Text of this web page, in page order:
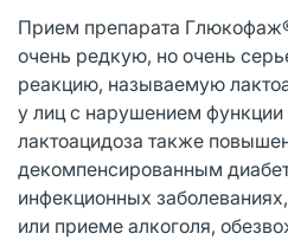
Прием препарата
очень редкую, но очень
реакцию, называемую
у лиц с нарушением функции
лактоацидоза также
декомпенсированным
инфекционных
или приеме алкоголя,